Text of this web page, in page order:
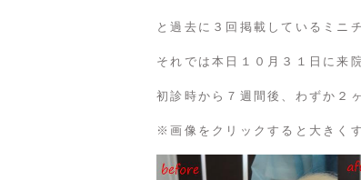
と過去に３回掲載しているミニ
それでは本日１０月３１日に来
初診時から７週間後、わずか２
※画像をクリックすると大きく